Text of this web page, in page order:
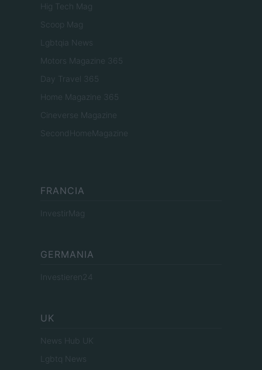
Hig Tech Mag
Scoop Mag
Lgbtqia News
Motors Magazine 365
Day Travel 365
Home Magazine 365
Cineverse Magazine
SecondHomeMagazine
FRANCIA
InvestirMag
GERMANIA
Investieren24
UK
News Hub UK
Lgbtq News